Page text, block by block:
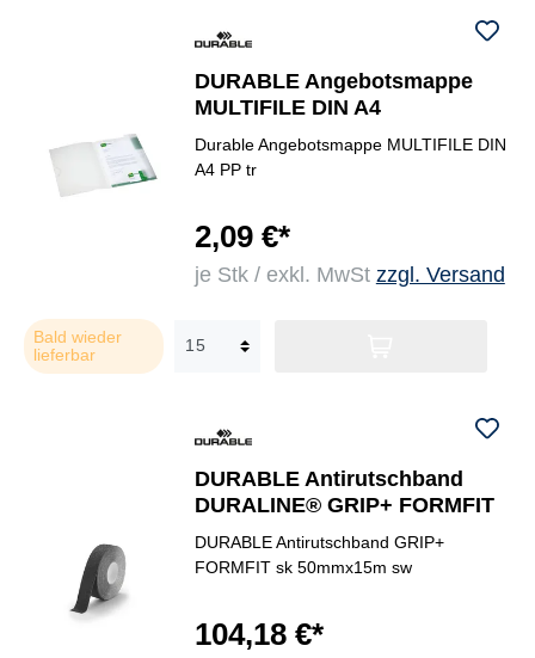
DURABLE Angebotsmappe
MULTIFILE DIN A4
Durable Angebotsmappe MULTIFILE DIN
A4 PP tr
2,09 €*
je Stk / exkl. MwSt zzgl. Versand
Bald wieder
lieferbar
DURABLE Antirutschband
DURALINE® GRIP+ FORMFIT
DURABLE Antirutschband GRIP+
FORMFIT sk 50mmx15m sw
104,18 €*